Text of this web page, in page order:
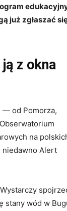
już zgłaszać
z okna
— od Pomorza,
na
niedawno Alert
stany wód w